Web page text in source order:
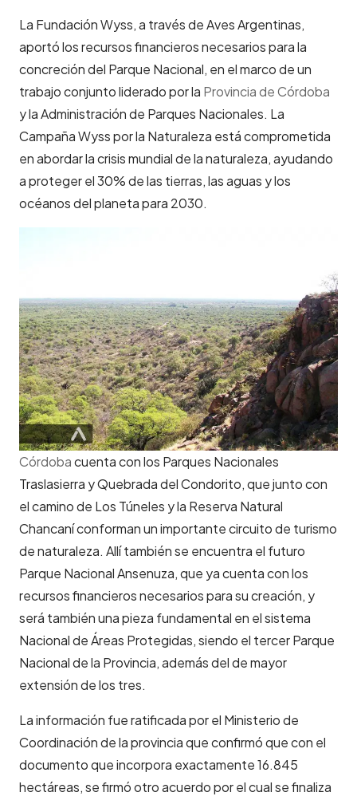
La Fundación Wyss, a través de Aves Argentinas,
aportó los recursos financieros necesarios para la
concreción del Parque Nacional, en el marco de un
trabajo conjunto liderado por la Provincia de Córdoba
y la Administración de Parques Nacionales. La
Campaña Wyss por la Naturaleza está comprometida
en abordar la crisis mundial de la naturaleza, ayudando
a proteger el 30% de las tierras, las aguas y los
océanos del planeta para 2030.
Córdobacuenta con los Parques Nacionales
Traslasierra y Quebrada del Condorito, que junto con
el camino de Los Túneles y la Reserva Natural
Chancaní conforman un importante circuito de turismo
de naturaleza. Allí también se encuentra el futuro
Parque Nacional Ansenuza, que ya cuenta con los
recursos financieros necesarios para su creación, y
será también una pieza fundamental en el sistema
Nacional de Áreas Protegidas, siendo el tercer Parque
Nacional de la Provincia, además del de mayor
extensión de los tres.
La información fue ratificada por el Ministerio de
Coordinación de la provincia que confirmó que con el
documento que incorpora exactamente 16.845
hectáreas, se firmó otro acuerdo por el cual se finaliza